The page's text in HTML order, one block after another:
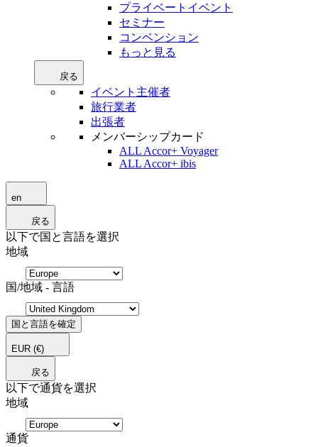
プライベートイベント
セミナー
コンベンション
もっと見る
戻る
イベント主催者
旅行業者
出張者
メンバーシップカード
ALL Accor+ Voyager
ALL Accor+ ibis
en
戻る
以下で国と言語を選択
地域
国/地域 - 言語
国と言語を確定
EUR (€)
戻る
以下で通貨を選択
地域
通貨